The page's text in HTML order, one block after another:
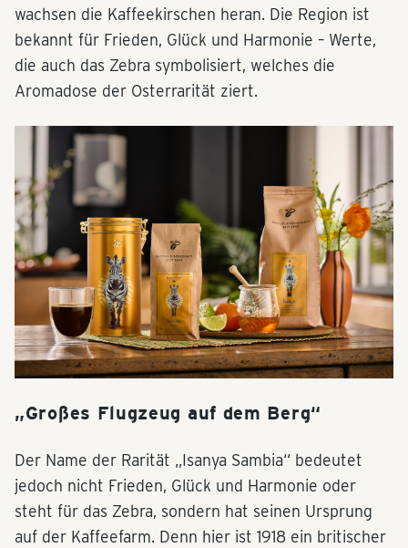
wachsen die Kaffeekirschen heran. Die Region ist
bekannt für Frieden, Glück und Harmonie – Werte,
die auch das Zebra symbolisiert, welches die
Aromadose der Osterrarität ziert.
„Großes Flugzeug auf dem Berg“
Der Name der Rarität „Isanya Sambia“ bedeutet
jedoch nicht Frieden, Glück und Harmonie oder
steht für das Zebra, sondern hat seinen Ursprung
auf der Kaffeefarm. Denn hier ist 1918 ein britischer